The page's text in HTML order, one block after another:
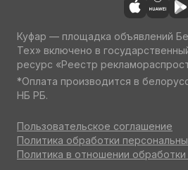
Куфар — площадка объявлений
Тех» включено в
ресурс «Реестр
*Оплата производится в
НБ РБ.
Пользовательское соглашение
Политика обработки
Политика в отношении